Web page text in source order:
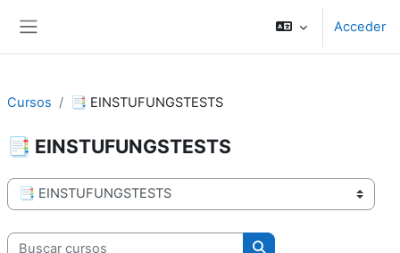
Acceder
Cursos 📑 EINSTUFUNGSTESTS
📑 EINSTUFUNGSTESTS
Categorías
Buscar cursos